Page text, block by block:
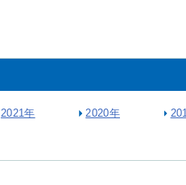
2021年 2020年